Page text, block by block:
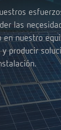
las
en nuestro
producir